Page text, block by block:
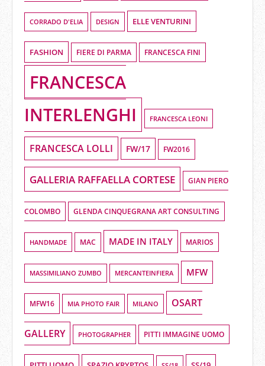
CORRADO D'ELIA DESIGN ELLE VENTURINI
FASHION FIERE DI PARMA FRANCESCA FINI
FRANCESCA
INTERLENGHI
FRANCESCA LEONI
FRANCESCA LOLLI FW/17 FW2016
GALLERIA RAFFAELLA CORTESE GIAN PIERO
COLOMBO GLENDA CINQUEGRANA ART CONSULTING
HANDMADE MAC MADE IN ITALY MARIOS
MASSIMILIANO ZUMBO MERCANTEINFIERA MFW
MFW16 MIA PHOTO FAIR MILANO OSART
GALLERY PHOTOGRAPHER PITTI IMMAGINE UOMO